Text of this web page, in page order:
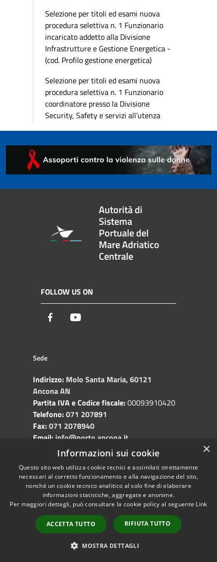
Selezione per titoli ed esami nuova
procedura selettiva n. 1 Funzionario
incaricato addetto alla Divisione
Infrastrutture e Gestione Energetica -
(cod. Profilo gestione energetica)
Selezione per titoli ed esami nuova
procedura selettiva n. 1 Funzionario
coordinatore presso la Divisione
Security, Safety e servizi all’utenza
Autorità di
Sistema
Portuale del
Mare Adriatico
Centrale
FOLLOW US ON
Facebook
Sede
Indirizzo: Molo Santa Maria, 60121
Ancona AN
Partita IVA e Codice fiscale:00093910420
Telefono:071 207891
Fax:071 2078940
Email: info@porto.ancona.it
segreteria@pec.porto.ancona.it
Porti
Ancona
Pesaro
Falconara Marittima
San Benedetto del Tronto
×
Informazioni sui cookie
Questo sito web utilizza cookie tecnici e assimilati strettamente
necessari al corretto funzionamento e alla navigazione del sito,
nonché un cookie tecnico analitico al solo fine di elaborare
informazioni statistiche, aggregate e anonime.
Per maggiori dettagli, può consultare la cookie policy al seguente Link
ACCETTA TUTTO RIFIUTA TUTTO
MOSTRA DETTAGLI